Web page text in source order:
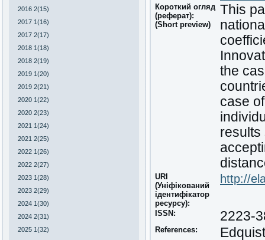
2016 2(15)
2017 1(16)
2017 2(17)
2018 1(18)
2018 2(19)
2019 1(20)
2019 2(21)
2020 1(22)
2020 2(23)
2021 1(24)
2021 2(25)
2022 1(26)
2022 2(27)
2023 1(28)
2023 2(29)
2024 1(30)
2024 2(31)
2025 1(32)
Короткий огляд
(реферат):
(Short preview)
This
the
case
results
URI
(Уніфікований
ідентифікатор
ресурсу):
http://
ISSN: 2223-
References: